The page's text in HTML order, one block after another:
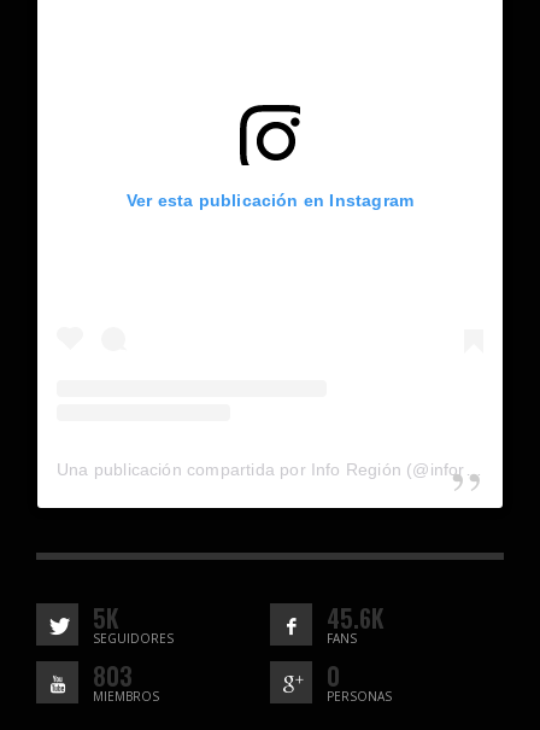
Ver esta publicación en Instagram
Una publicación compartida por Info Región (@inforegion_redes)
5K
SEGUIDORES
45.6K
FANS
803
MIEMBROS
0
PERSONAS